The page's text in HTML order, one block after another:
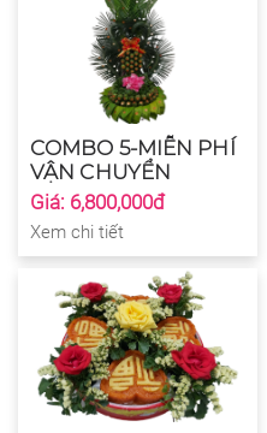
COMBO 5-MIỄN PHÍ
VẬN CHUYỂN
Giá: 6,800,000đ
Xem chi tiết